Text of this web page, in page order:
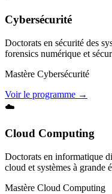
Cybersécurité
Doctorats en sécurité des
forensics numérique et
Mastère Cybersécurité
Voir le programme →
☁️
Cloud Computing
Doctorats en informatique
cloud et systèmes à grande
Mastère Cloud Computing